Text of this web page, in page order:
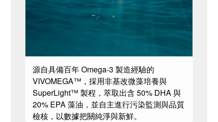
源自具備百年 Omega-3 製造經驗的
VIVOMEGA™，採用非基改微藻培養與
SuperLight™ 製程，萃取出含 50% DHA 與
20% EPA 藻油，並自主進行污染監測與品質
檢核，以數據把關純淨與新鮮。